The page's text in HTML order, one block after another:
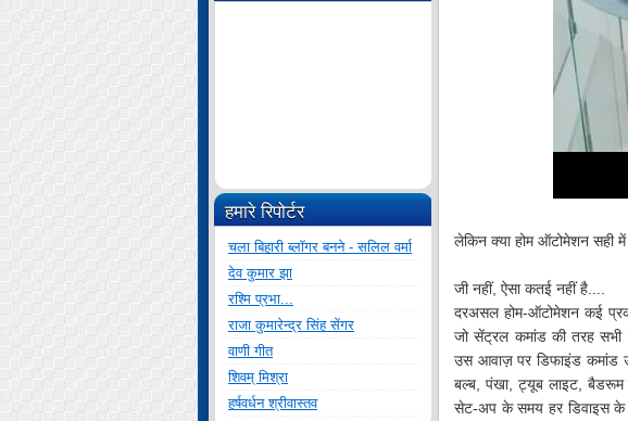
हमारे रिपोर्टर
चला बिहारी ब्लॉगर बनने - सलिल वर्मा
देव कुमार झा
रश्मि प्रभा...
राजा कुमारेन्द्र सिंह सेंगर
वाणी गीत
शिवम् मिश्रा
हर्षवर्धन श्रीवास्तव
लेकिन क्या होम ऑटोमेशन सही
जी नहीं, ऐसा कतई नहीं है....
दरअसल होम-ऑटोमेशन कई
जो सेंट्रल कमांड की तरह
उस आवाज़ पर डिफाइंड कमांड
बल्ब, पंखा, ट्यूब लाइट,
सेट-अप के समय हर डिवाइस